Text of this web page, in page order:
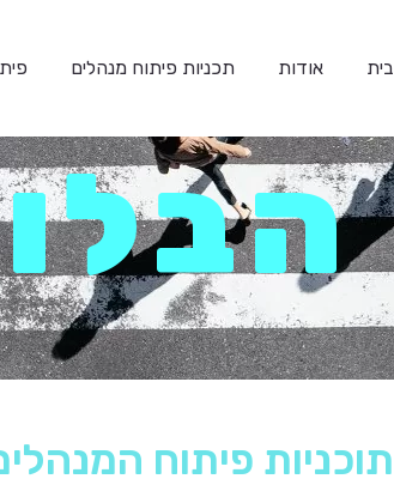
בית אודות תכניות פיתוח מנהלים
תוכניות פיתוח